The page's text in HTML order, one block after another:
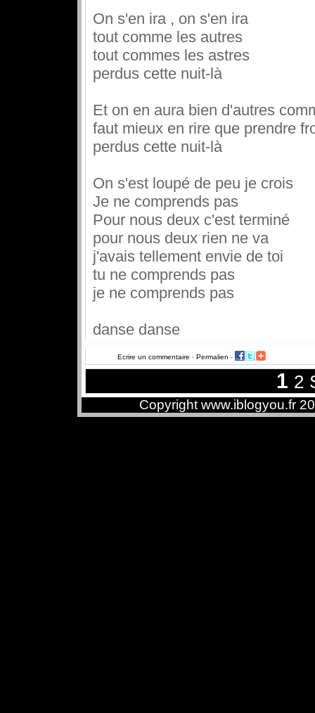
On s'en ira , on s'en ira
tout comme les autres
tout commes les astres
perdus cette nuit-là
Et on en aura bien d'autres
faut mieux en rire que prendre
perdus cette nuit-là
On s'est loupé de peu je crois
Je ne comprends pas
Pour nous deux c'est terminé
pour nous deux rien ne va
j'avais tellement envie de toi
tu ne comprends pas
je ne comprends pas
danse danse
Ecrire un commentaire - Permalien -
1 2
Copyright www.iblogyou.fr